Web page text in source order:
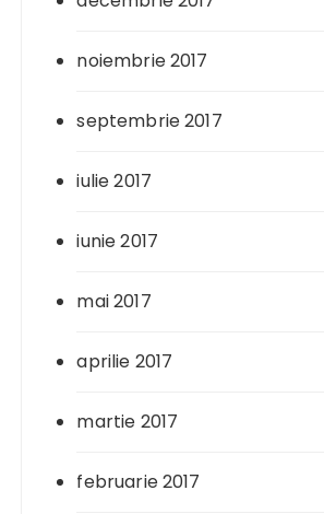
noiembrie 2017
septembrie 2017
iulie 2017
iunie 2017
mai 2017
aprilie 2017
martie 2017
februarie 2017